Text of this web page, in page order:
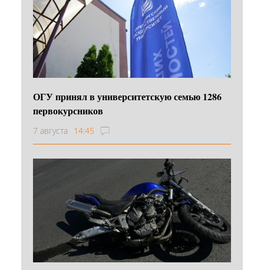
ОГУ принял в университетскую семью 1286
первокурсников
7 августа 14:45